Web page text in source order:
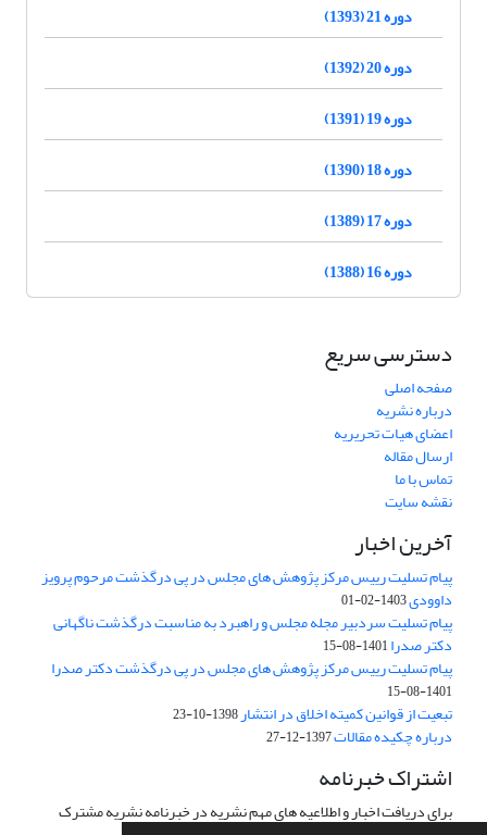
دوره 21 (1393)
دوره 20 (1392)
دوره 19 (1391)
دوره 18 (1390)
دوره 17 (1389)
دوره 16 (1388)
دسترسی سریع
صفحه اصلی
درباره نشریه
اعضای هیات تحریریه
ارسال مقاله
تماس با ما
نقشه سایت
آخرین اخبار
پیام تسلیت رییس مرکز پژوهش های مجلس در پی درگذشت مرحوم پرویز
داوودی1403-02-01
پیام تسلیت سردبیر مجله مجلس و راهبرد به مناسبت درگذشت ناگهانی
دکتر صدرا1401-08-15
پیام تسلیت رییس مرکز پژوهش های مجلس در پی درگذشت دکتر صدرا
1401-08-15
تبعیت از قوانین کمیته اخلاق در انتشار1398-10-23
درباره چکیده مقالات1397-12-27
اشتراک خبرنامه
برای دریافت اخبار و اطلاعیه های مهم نشریه در خبرنامه نشریه مشترک